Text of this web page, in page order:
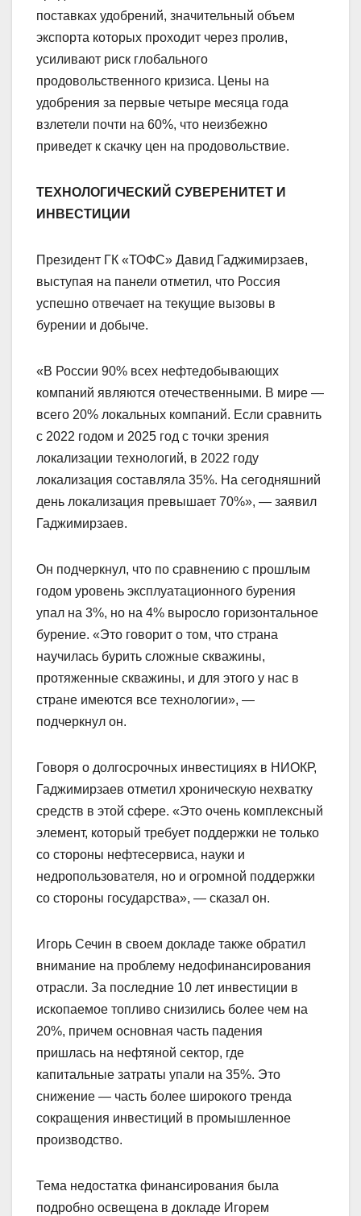
поставках удобрений, значительный объем
экспорта которых проходит через пролив,
усиливают риск глобального
продовольственного кризиса. Цены на
удобрения за первые четыре месяца года
взлетели почти на 60%, что неизбежно
приведет к скачку цен на продовольствие.
ТЕХНОЛОГИЧЕСКИЙ СУВЕРЕНИТЕТ И
ИНВЕСТИЦИИ
Президент ГК «ТОФС» Давид Гаджимирзаев,
выступая на панели отметил, что Россия
успешно отвечает на текущие вызовы в
бурении и добыче.
«В России 90% всех нефтедобывающих
компаний являются отечественными. В мире —
всего 20% локальных компаний. Если сравнить
с 2022 годом и 2025 год с точки зрения
локализации технологий, в 2022 году
локализация составляла 35%. На сегодняшний
день локализация превышает 70%», — заявил
Гаджимирзаев.
Он подчеркнул, что по сравнению с прошлым
годом уровень эксплуатационного бурения
упал на 3%, но на 4% выросло горизонтальное
бурение. «Это говорит о том, что страна
научилась бурить сложные скважины,
протяженные скважины, и для этого у нас в
стране имеются все технологии», —
подчеркнул он.
Говоря о долгосрочных инвестициях в НИОКР,
Гаджимирзаев отметил хроническую нехватку
средств в этой сфере. «Это очень комплексный
элемент, который требует поддержки не только
со стороны нефтесервиса, науки и
недропользователя, но и огромной поддержки
со стороны государства», — сказал он.
Игорь Сечин в своем докладе также обратил
внимание на проблему недофинансирования
отрасли. За последние 10 лет инвестиции в
ископаемое топливо снизились более чем на
20%, причем основная часть падения
пришлась на нефтяной сектор, где
капитальные затраты упали на 35%. Это
снижение — часть более широкого тренда
сокращения инвестиций в промышленное
производство.
Тема недостатка финансирования была
подробно освещена в докладе Игорем